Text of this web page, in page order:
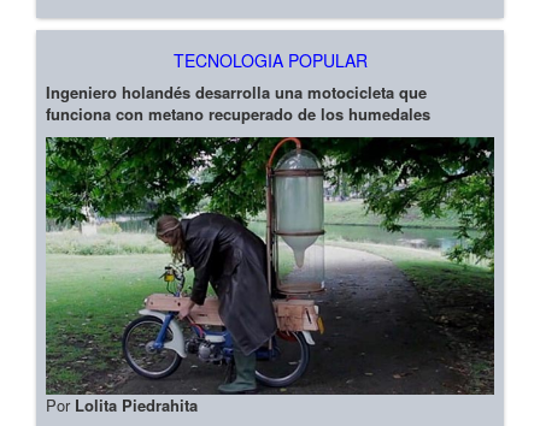
TECNOLOGIA POPULAR
Ingeniero holandés desarrolla una motocicleta que
funciona con metano recuperado de los humedales
Por Lolita Piedrahita